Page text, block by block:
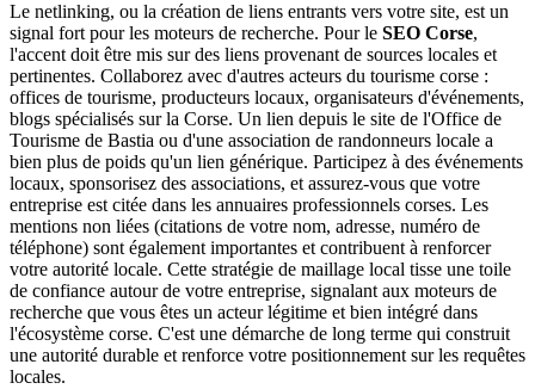
Le netlinking, ou la création de liens entrants vers votre site, est un
signal fort pour les moteurs de recherche. Pour le SEO Corse,
l'accent doit être mis sur des liens provenant de sources locales et
pertinentes. Collaborez avec d'autres acteurs du tourisme corse :
offices de tourisme, producteurs locaux, organisateurs d'événements,
blogs spécialisés sur la Corse. Un lien depuis le site de l'Office de
Tourisme de Bastia ou d'une association de randonneurs locale a
bien plus de poids qu'un lien générique. Participez à des événements
locaux, sponsorisez des associations, et assurez-vous que votre
entreprise est citée dans les annuaires professionnels corses. Les
mentions non liées (citations de votre nom, adresse, numéro de
téléphone) sont également importantes et contribuent à renforcer
votre autorité locale. Cette stratégie de maillage local tisse une toile
de confiance autour de votre entreprise, signalant aux moteurs de
recherche que vous êtes un acteur légitime et bien intégré dans
l'écosystème corse. C'est une démarche de long terme qui construit
une autorité durable et renforce votre positionnement sur les requêtes
locales.